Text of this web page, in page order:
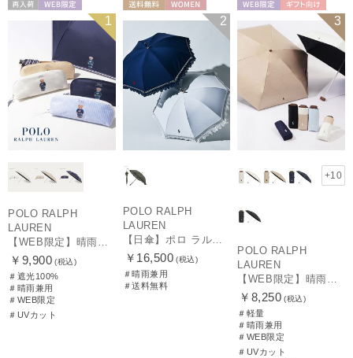
1
POLO RALPH
LAUREN
【WEB限定】晴雨兼用折りたたみ日傘 ポロ ラルフ ローレン（POLO RALPH LAUREN）ワンポイントベア 遮光100 UV100
￥9,900 (税込)
＃遮光100%
＃晴雨兼用
＃WEB限定
＃UVカット
2
POLO RALPH
LAUREN
【日傘】ポロ ラルフ ローレン(POLO RALPH LAUREN)エンブフリル 長傘 【公式ムーンバット】 遮光 遮熱 UV 晴雨兼用
￥16,500 (税込)
＃晴雨兼用
＃送料無料
ギフト向け
UNISEX
3
+10
POLO RALPH
LAUREN
【WEB限定】晴雨兼用折りたたみ日傘 ポロ ラルフ ローレン ポロポニー刺繍 POLO BEAR 雨の日OK 遮光100% 遮熱 簡単開閉 UV100% 晴雨兼用
￥8,250 (税込)
＃軽量
＃晴雨兼用
＃WEB限定
＃UVカット